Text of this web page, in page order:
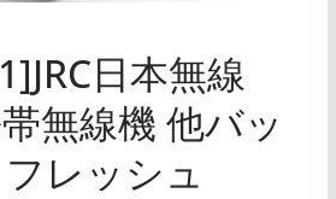
日本無線
無線機 他バッ
レッシュ